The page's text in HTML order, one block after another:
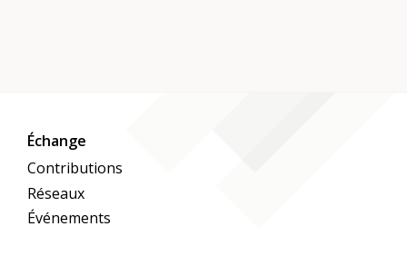
racontent l'origine du monde, les montagnes,
les fleuves et les lieux sacrés. Les héroïnes et
les héros de ces histoires font toujours partie
de la création et la façonnent par leur
Échange
Contributions
Réseaux
Événements